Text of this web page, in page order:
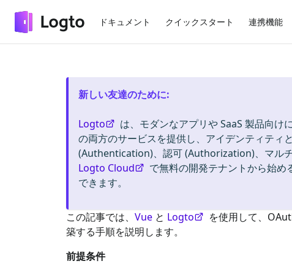
ドキュメント クイックスタート 連携機能
新しい友達のために:
Logto は、モダンなアプリや SaaS 製品向け
の両方のサービスを提供し、アイデンティティ
(Authentication)、認可 (Authorization)、マル
Logto Cloud
で無料の開発テナントから始
できます。
この記事では、 Vue と Logto を使用して、
築する手順を説明します。
前提条件